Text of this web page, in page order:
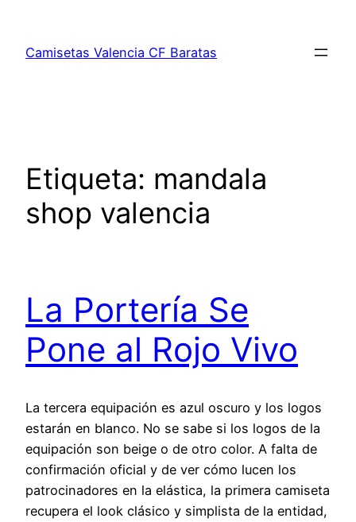
contenido
Camisetas Valencia CF Baratas
Etiqueta: mandala
shop valencia
La Portería Se
Pone al Rojo Vivo
La tercera equipación es azul oscuro y los logos
estarán en blanco. No se sabe si los logos de la
equipación son beige o de otro color. A falta de
confirmación oficial y de ver cómo lucen los
patrocinadores en la elástica, la primera camiseta
recupera el look clásico y simplista de la entidad,